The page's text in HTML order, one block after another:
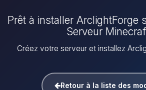
Prêt à installer ArclightForge
Serveur
Créez votre serveur et installez
Retour à la liste des